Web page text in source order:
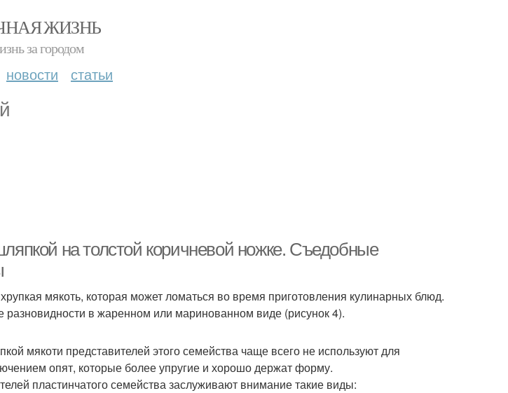
ЖИЗНЬ
за городом
новости статьи
на толстой коричневой ножке. Съедобные
мякоть, которая может ломаться во время приготовления кулинарных блюд.
в жаренном или маринованном виде (рисунок 4).
мякоти представителей этого семейства чаще всего не используют для
опят, которые более упругие и хорошо держат форму.
пластинчатого семейства заслуживают внимание такие виды: